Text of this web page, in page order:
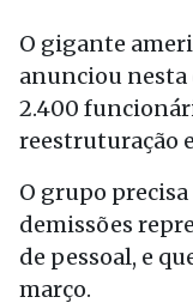
O gigante
anunciou
2.400
reestruturação
O grupo
demissões
de pessoal, e
março.